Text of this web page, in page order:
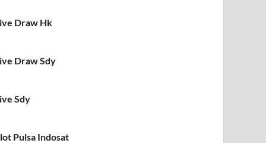
Draw Hk
Draw Sdy
Sdy
Pulsa Indosat